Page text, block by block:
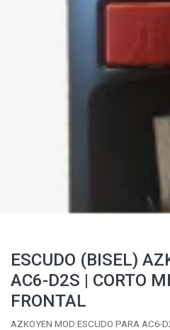
ESCUDO (BISEL)
AC6-D2S | CORTO
FRONTAL
AZKOYEN MOD:ESCUDO PARA AC6-